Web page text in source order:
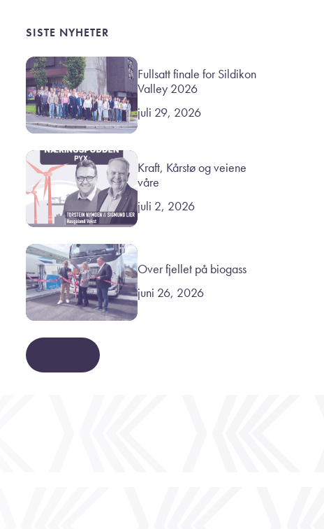
SISTE NYHETER
Fullsatt finale for Sildikon
Valley 2026
juli 29, 2026
Kraft, Kårstø og veiene
våre
juli 2, 2026
Over fjellet på biogass
juni 26, 2026